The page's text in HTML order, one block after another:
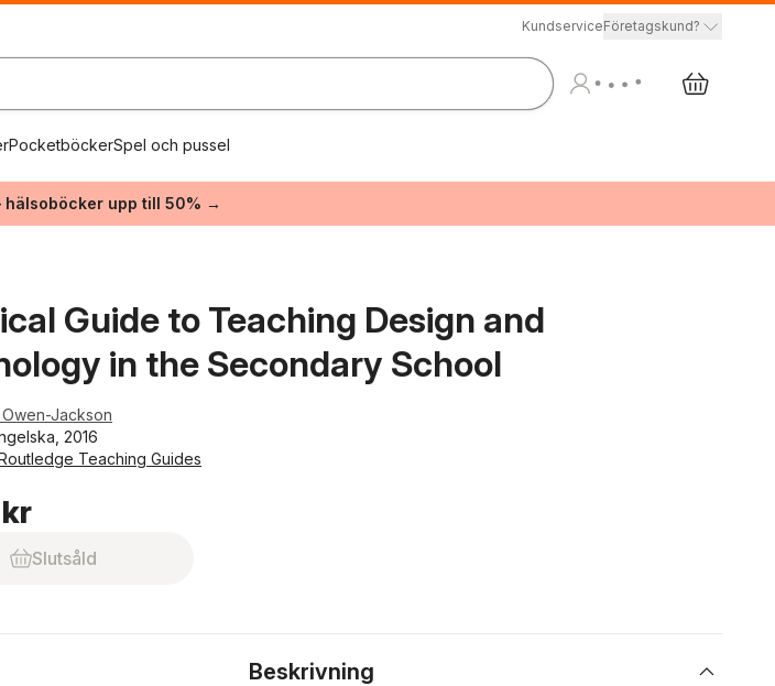
KundserviceFöretagskund?
PocketböckerSpel och pussel
hälsoböcker upp till 50% →
Guide to Teaching Design and
in the Secondary School
Jackson
2016
Teaching Guides
Slutsåld
Beskrivning